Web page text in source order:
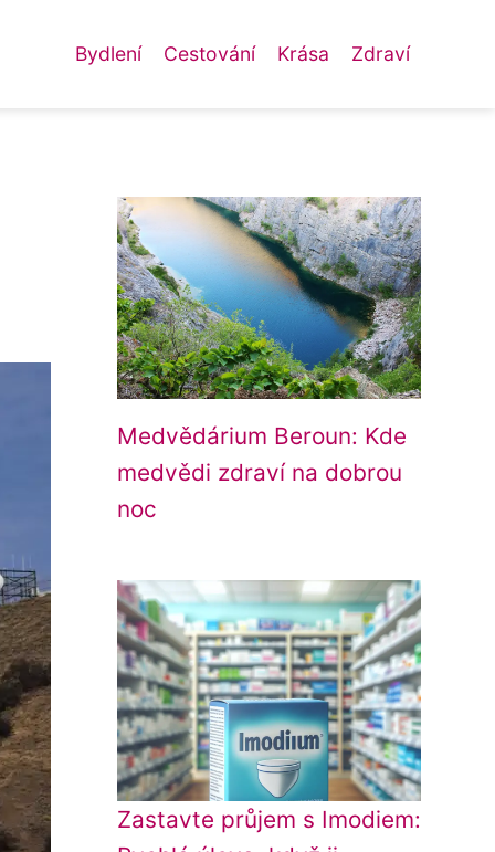
Bydlení Cestování Krása Zdraví
Medvědárium Beroun: Kde
medvědi zdraví na dobrou
noc
Zastavte průjem s Imodiem: